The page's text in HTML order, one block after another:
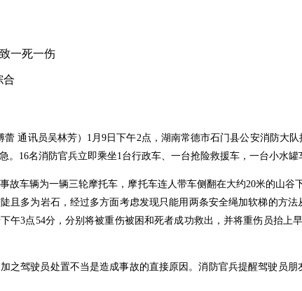
一死一伤
合
蕾 通讯员吴林芳）1月9日下午2点，湖南常德市石门县公安消防
。16名消防官兵立即乘坐1台行政车、一台抢险救援车，一台小水罐
故车辆为一辆三轮摩托车，摩托车连人带车侧翻在大约20米的山
且多为岩石，经过多方面考虑发现只能用两条安全绳加软梯的方
午3点54分，分别将被重伤被困和死者成功救出，并将重伤员抬
之驾驶员处置不当是造成事故的直接原因。消防官兵提醒驾驶员